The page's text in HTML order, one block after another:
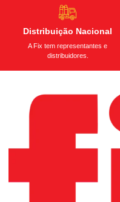
Distribuição Nacional
A Fix tem representantes e
distribuidores.